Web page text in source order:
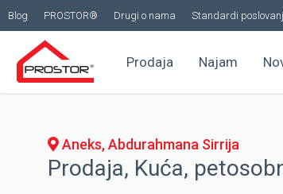
Blog PROSTOR® Drugi o nama Standardi
Prodaja Najam
Aneks, Abdurahmana Sirrija
Prodaja, Kuća,